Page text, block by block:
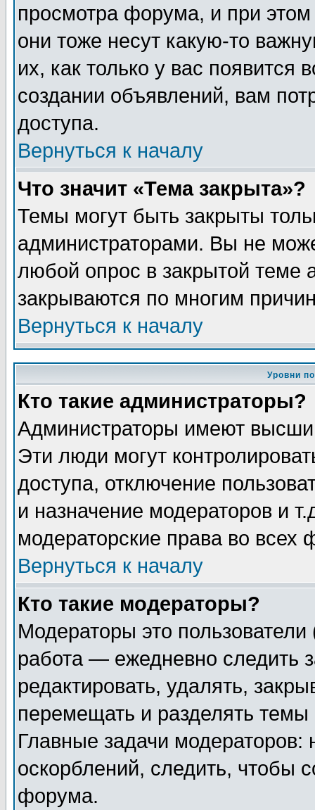
просмотра форума, и при
они тоже несут какую-то
их, как только у вас появится
создании объявлений, вам
доступа.
Вернуться к началу
Что значит «Тема закрыта»?
Темы могут быть закрыты
администраторами. Вы не
любой опрос в закрытой теме
закрываются по многим
Вернуться к началу
Уровни
Кто такие администраторы?
Администраторы имеют
Эти люди могут
доступа, отключение
и назначение модераторов и
модераторские права во всех
Вернуться к началу
Кто такие модераторы?
Модераторы это
работа — ежедневно следить
редактировать, удалять,
перемещать и разделять
Главные задачи
оскорблений, следить, чтобы
форума.